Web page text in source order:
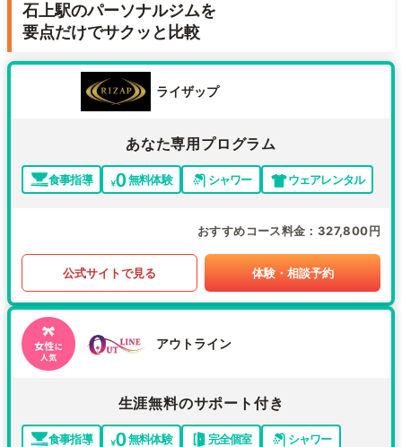
石上駅のパーソナルジムを
要点だけでサクッと比較
ライザップ
あなた専用プログラム
食事指導 無料体験 シャワー ウェアレンタル
おすすめコース料金 327,800円
公式サイトで見る 体験・相談予約
アウトライン
生涯無料のサポート付き
食事指導 無料体験 完全個室
シャワー